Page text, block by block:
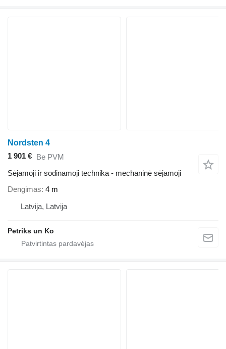
Nordsten 4
1 901 € Be PVM
Sėjamoji ir sodinamoji technika - mechaninė sėjamoji
Dengimas 4 m
Latvija, Latvija
Petriks un Ko